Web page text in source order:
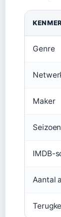
Genre
Maker
IMDB-
Aantal